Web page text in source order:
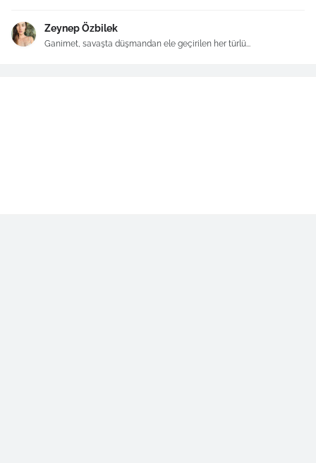
Zeynep Özbilek
Ganimet, savaşta düşmandan ele geçirilen her türlü...